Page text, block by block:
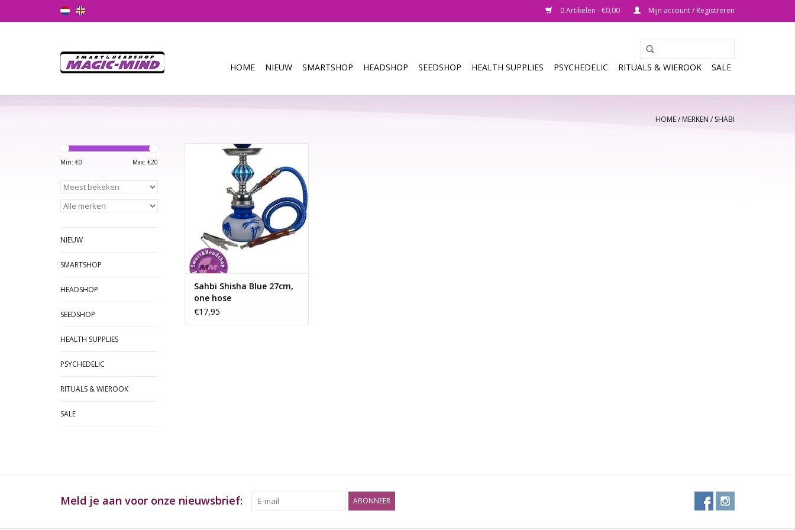
0 Artikelen - €0,00 Mijn account / Registreren
HOME NIEUW SMARTSHOP HEADSHOP SEEDSHOP HEALTH SUPPLIES PSYCHEDELIC RITUALS & WIEROOK SALE
HOME/MERKEN / SHABI
Min: €0 Max: €20
NIEUW
SMARTSHOP
HEADSHOP
SEEDSHOP
HEALTH SUPPLIES
PSYCHEDELIC
RITUALS & WIEROOK
SALE
Met deze shisha van 27cm kun je
thuis genieten van de flair van de
Arabische Nachten.
De hele sisha kan uit elkaar
worden gehaald zodat je hem
makkelijk schoon kunt maken.
TOEVOEGEN AAN WINKELWAGEN
Sahbi Shisha Blue 27cm,
one hose
€17,95
Meld je aan voor onze nieuwsbrief: ABONNEER